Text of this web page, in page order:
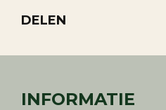
DELEN
INFORMATIE